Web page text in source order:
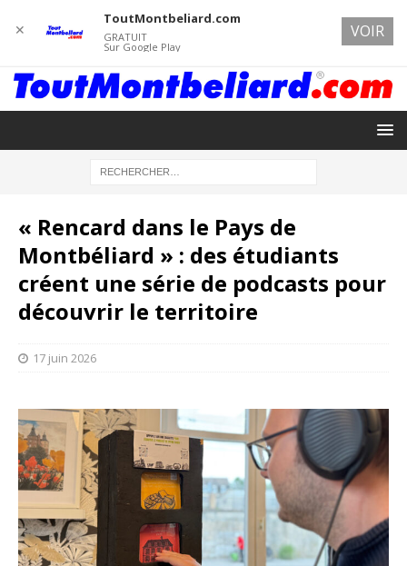
« Rencard dans le Pays de
Montbéliard » : des étudiants
créent une série de podcasts pour
découvrir le territoire
17 juin 2026
✕
ToutMontbeliard.com
GRATUIT
Sur Google Play
VOIR